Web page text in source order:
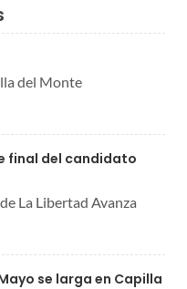
del Monte
final del candidato
La Libertad Avanza
se larga en Capilla